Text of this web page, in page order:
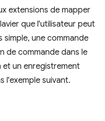
extensions de mapper
que l'utilisateur peut
simple, une commande
de commande dans le
et un enregistrement
l'exemple suivant.